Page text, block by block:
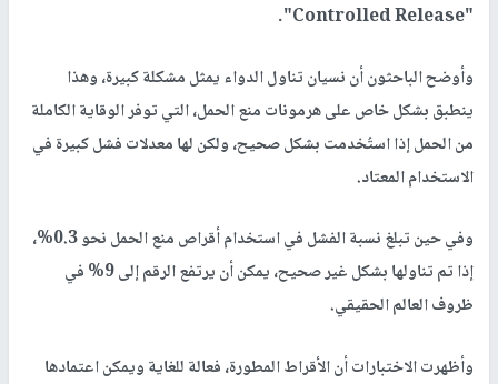
"Controlled Release".
وأوضح الباحثون أن نسيان تناول الدواء يمثل مشكلة كبيرة، وهذا
ينطبق بشكل خاص على هرمونات منع الحمل، التي توفر الوقاية الكاملة
من الحمل إذا استُخدمت بشكل صحيح، ولكن لها معدلات فشل كبيرة في
الاستخدام المعتاد.
وفي حين تبلغ نسبة الفشل في استخدام أقراص منع الحمل نحو 0.3%،
إذا تم تناولها بشكل غير صحيح، يمكن أن يرتفع الرقم إلى 9% في
ظروف العالم الحقيقي.
وأظهرت الاختبارات أن الأقراط المطورة، فعالة للغاية ويمكن اعتمادها